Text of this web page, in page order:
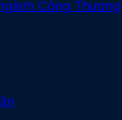
Công Thương